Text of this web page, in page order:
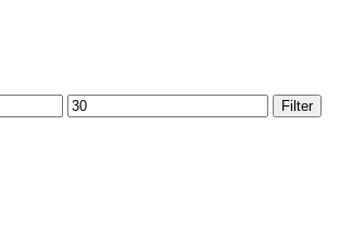
Max.
Preis
Filter